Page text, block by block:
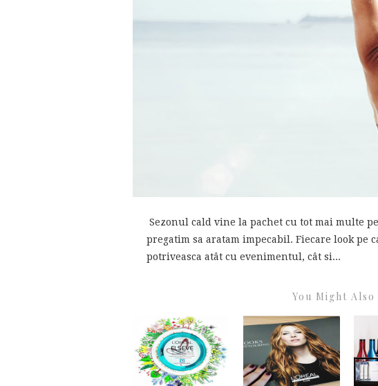
Sezonul cald vine la pachet cu tot mai multe
pregatim sa aratam impecabil. Fiecare look pe
potriveasca atât cu evenimentul, cât si...
You Might Also